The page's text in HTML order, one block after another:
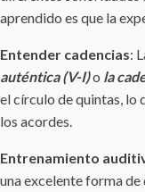
aprendido es que la
Entender cadencias:
auténtica (V-I)o la
el círculo de quintas, lo
los acordes.
Entrenamiento
una excelente forma